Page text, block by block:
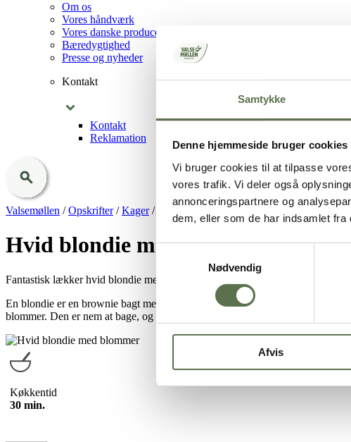
Samtykke
Denne hjemmeside bruger cookies
Vi bruger cookies til at tilpasse
vores trafik. Vi deler også
annonceringspartnere og
dem, eller som de har indsamlet fra
Nødvendig
Afvis
Om os
Vores håndværk
Vores danske producenter
Bæredygtighed
Presse og nyheder
Kontakt
Kontakt
Reklamation
Valsemøllen /Opskrifter/Kager/ Hvid blondie med blommer
Hvid blondie med blommer
Fantastisk lækker hvid blondie med blommer og hvid chokolade. En sød kage
En blondie er en brownie bagt med hvid chokolade. Denne opskrift på hvid
blommer. Den er nem at bage, og så smager den skønt. Server den for dine
Køkkentid
30 min.